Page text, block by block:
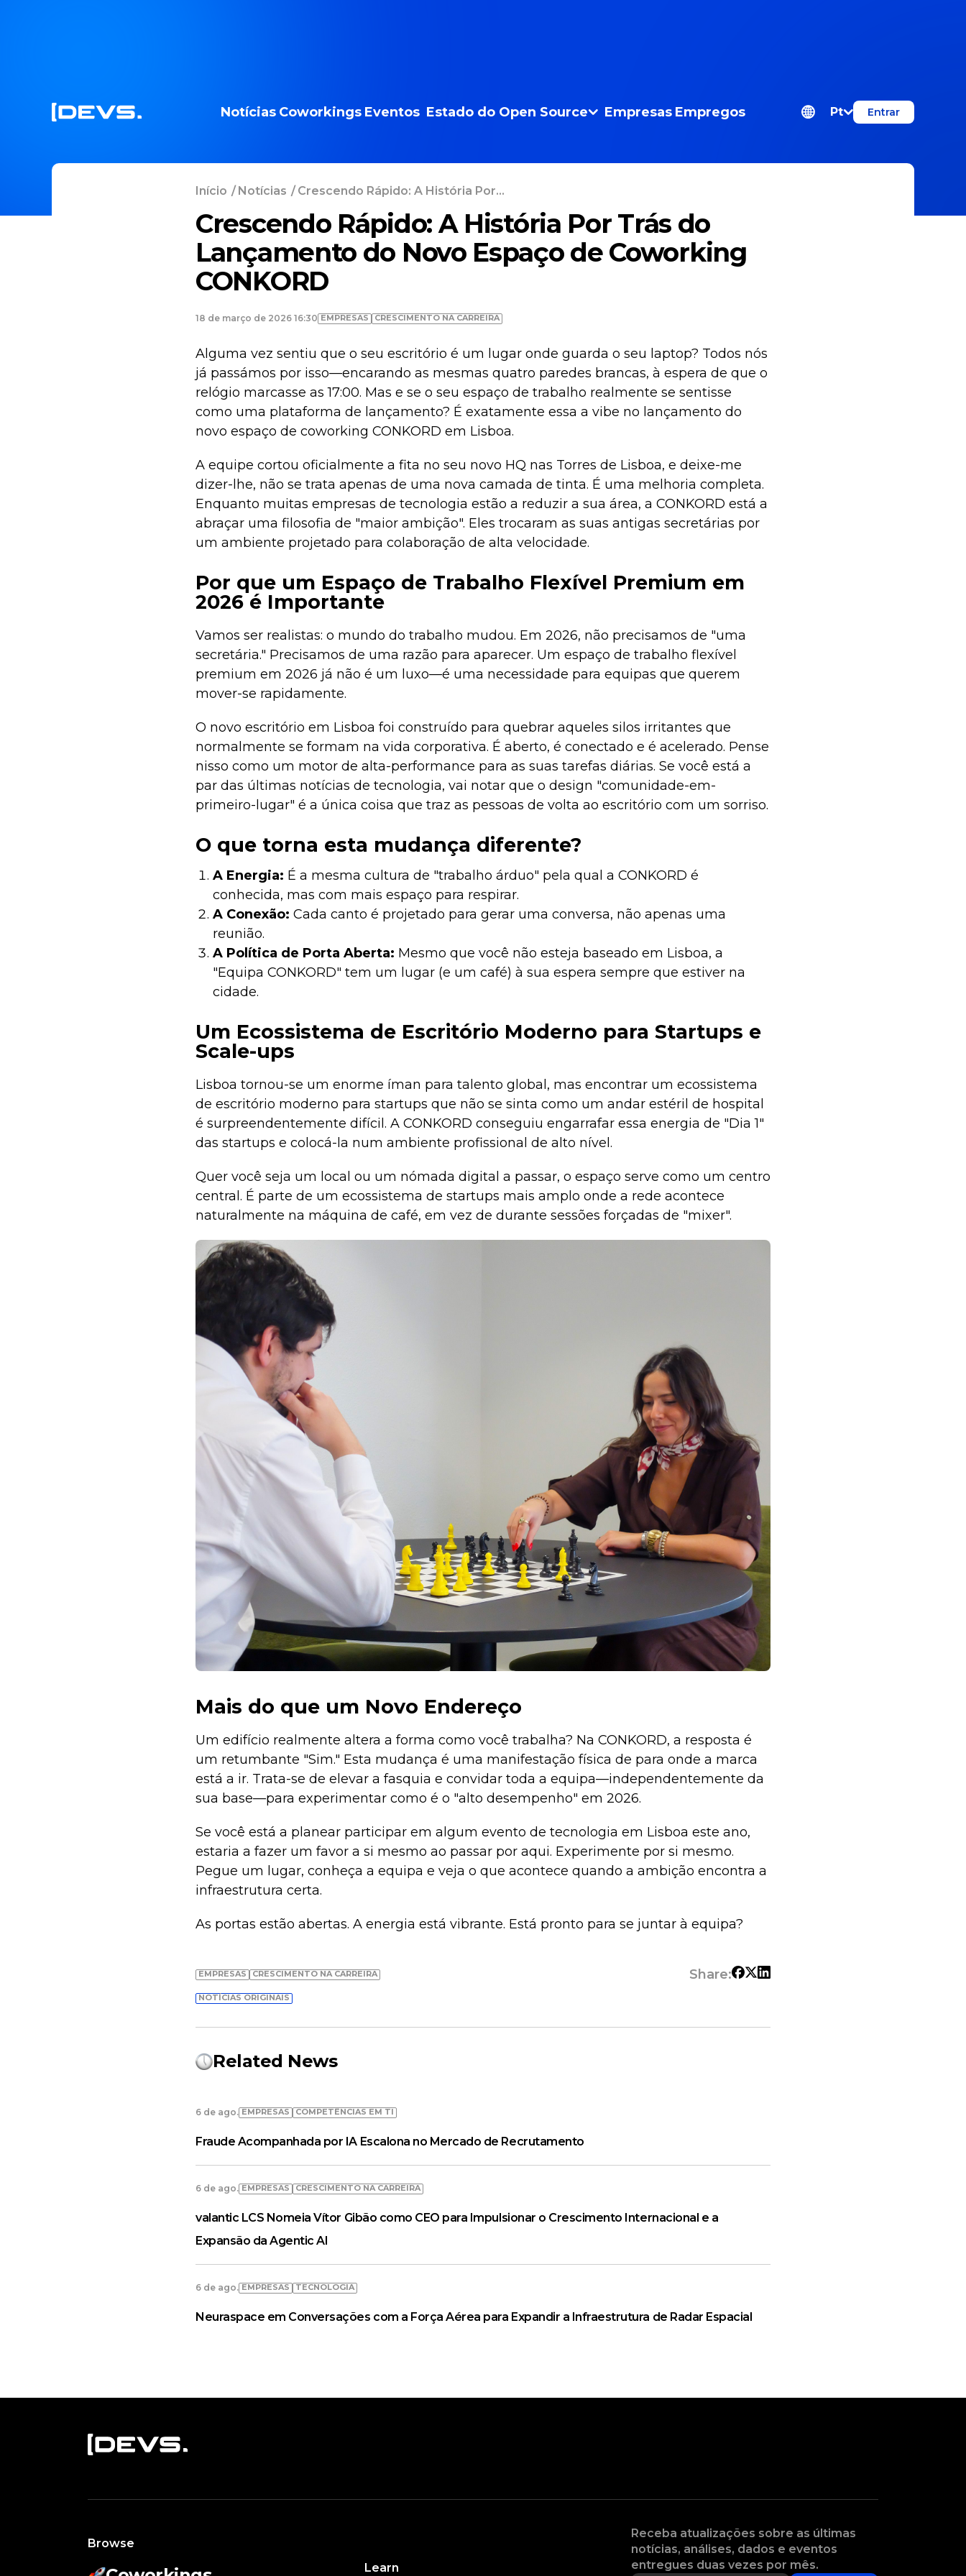
Notícias Coworkings Eventos Estado do Open Source Empresas Empregos Pt Entrar
Início /Notícias / Crescendo Rápido: A História Por...
Crescendo Rápido: A História Por Trás do
Lançamento do Novo Espaço de Coworking
CONKORD
18 de março de 2026 16:30 EMPRESAS CRESCIMENTO NA CARREIRA
Alguma vez sentiu que o seu escritório é um lugar onde guarda o seu laptop? Todos nós
já passámos por isso—encarando as mesmas quatro paredes brancas, à espera de que o
relógio marcasse as 17:00. Mas e se o seu espaço de trabalho realmente se sentisse
como uma plataforma de lançamento? É exatamente essa a vibe no lançamento do
novo espaço de coworking CONKORD em Lisboa.
A equipe cortou oficialmente a fita no seu novo HQ nas Torres de Lisboa, e deixe-me
dizer-lhe, não se trata apenas de uma nova camada de tinta. É uma melhoria completa.
Enquanto muitas empresas de tecnologia estão a reduzir a sua área, a CONKORD está a
abraçar uma filosofia de "maior ambição". Eles trocaram as suas antigas secretárias por
um ambiente projetado para colaboração de alta velocidade.
Por que um Espaço de Trabalho Flexível Premium em
2026 é Importante
Vamos ser realistas: o mundo do trabalho mudou. Em 2026, não precisamos de "uma
secretária." Precisamos de uma razão para aparecer. Um espaço de trabalho flexível
premium em 2026 já não é um luxo—é uma necessidade para equipas que querem
mover-se rapidamente.
O novo escritório em Lisboa foi construído para quebrar aqueles silos irritantes que
normalmente se formam na vida corporativa. É aberto, é conectado e é acelerado. Pense
nisso como um motor de alta-performance para as suas tarefas diárias. Se você está a
par das últimas notícias de tecnologia, vai notar que o design "comunidade-em-
primeiro-lugar" é a única coisa que traz as pessoas de volta ao escritório com um sorriso.
O que torna esta mudança diferente?
A Energia: É a mesma cultura de "trabalho árduo" pela qual a CONKORD é
conhecida, mas com mais espaço para respirar.
A Conexão: Cada canto é projetado para gerar uma conversa, não apenas uma
reunião.
A Política de Porta Aberta: Mesmo que você não esteja baseado em Lisboa, a
"Equipa CONKORD" tem um lugar (e um café) à sua espera sempre que estiver na
cidade.
Um Ecossistema de Escritório Moderno para Startups e
Scale-ups
Lisboa tornou-se um enorme íman para talento global, mas encontrar um ecossistema
de escritório moderno para startups que não se sinta como um andar estéril de hospital
é surpreendentemente difícil. A CONKORD conseguiu engarrafar essa energia de "Dia 1"
das startups e colocá-la num ambiente profissional de alto nível.
Quer você seja um local ou um nómada digital a passar, o espaço serve como um centro
central. É parte de um ecossistema de startups mais amplo onde a rede acontece
naturalmente na máquina de café, em vez de durante sessões forçadas de "mixer".
Mais do que um Novo Endereço
Um edifício realmente altera a forma como você trabalha? Na CONKORD, a resposta é
um retumbante "Sim." Esta mudança é uma manifestação física de para onde a marca
está a ir. Trata-se de elevar a fasquia e convidar toda a equipa—independentemente da
sua base—para experimentar como é o "alto desempenho" em 2026.
Se você está a planear participar em algum evento de tecnologia em Lisboa este ano,
estaria a fazer um favor a si mesmo ao passar por aqui. Experimente por si mesmo.
Pegue um lugar, conheça a equipa e veja o que acontece quando a ambição encontra a
infraestrutura certa.
As portas estão abertas. A energia está vibrante. Está pronto para se juntar à equipa?
EMPRESAS CRESCIMENTO NA CARREIRA Share:
NOTÍCIAS ORIGINAIS
Related News
6 de ago. EMPRESAS COMPETÊNCIAS EM TI
Fraude Acompanhada por IA Escalona no Mercado de Recrutamento
6 de ago. EMPRESAS CRESCIMENTO NA CARREIRA
valantic LCS Nomeia Vítor Gibão como CEO para Impulsionar o Crescimento Internacional e a
Expansão da Agentic AI
6 de ago. EMPRESAS TECNOLOGIA
Neuraspace em Conversações com a Força Aérea para Expandir a Infraestrutura de Radar Espacial
Browse
Learn
Receba atualizações sobre as últimas
notícias, análises, dados e eventos
entregues duas vezes por mês.